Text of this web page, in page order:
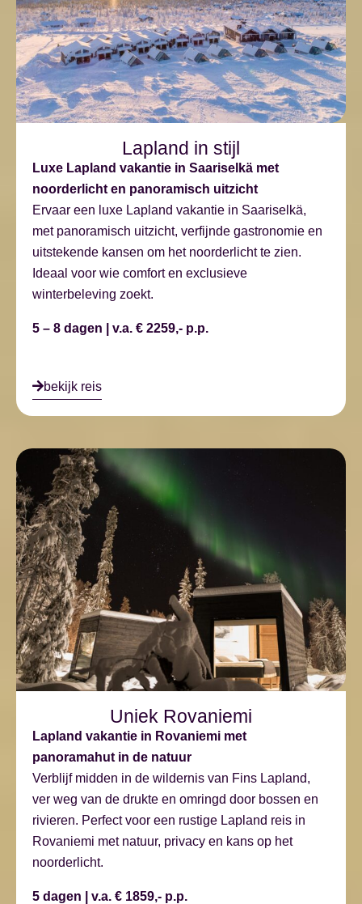
Lapland in stijl
Luxe Lapland vakantie in Saariselkä met
noorderlicht en panoramisch uitzicht
Ervaar een luxe Lapland vakantie in Saariselkä,
met panoramisch uitzicht, verfijnde gastronomie en
uitstekende kansen om het noorderlicht te zien.
Ideaal voor wie comfort en exclusieve
winterbeleving zoekt.
5 – 8 dagen | v.a. € 2259,- p.p.
bekijk reis
Uniek Rovaniemi
Lapland vakantie in Rovaniemi met
panoramahut in de natuur
Verblijf midden in de wildernis van Fins Lapland,
ver weg van de drukte en omringd door bossen en
rivieren. Perfect voor een rustige Lapland reis in
Rovaniemi met natuur, privacy en kans op het
noorderlicht.
5 dagen | v.a. € 1859,- p.p.